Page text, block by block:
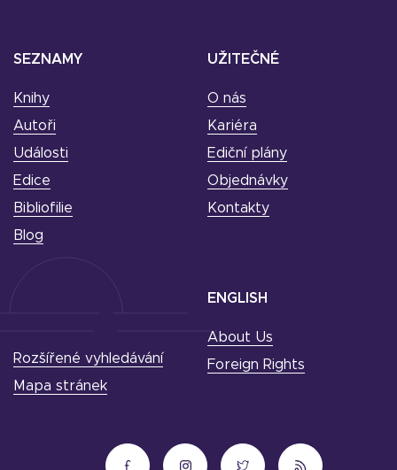
SEZNAMY
Knihy
Autoři
Události
Edice
Bibliofilie
Blog
UŽITEČNÉ
O nás
Kariéra
Ediční plány
Objednávky
Kontakty
ENGLISH
About Us
Foreign Rights
Rozšířené vyhledávání
Mapa stránek